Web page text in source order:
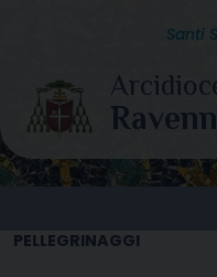
content
Santi
PELLEGRINAGGI